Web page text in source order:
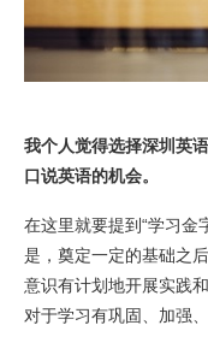
我个人觉得选择深圳英
口说英语的机会。
在这里就要提到“学习金
是，奠定一定的基础之
意识有计划地开展实践
对于学习有巩固、加强